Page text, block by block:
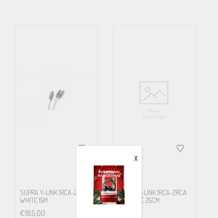
SUPRA Y-LINK 1RCA-2RCA
WHITE 15M
€185.00
SUPRA Y-LINK 1RCA-2RCA
F-M BLUE 25CM
X